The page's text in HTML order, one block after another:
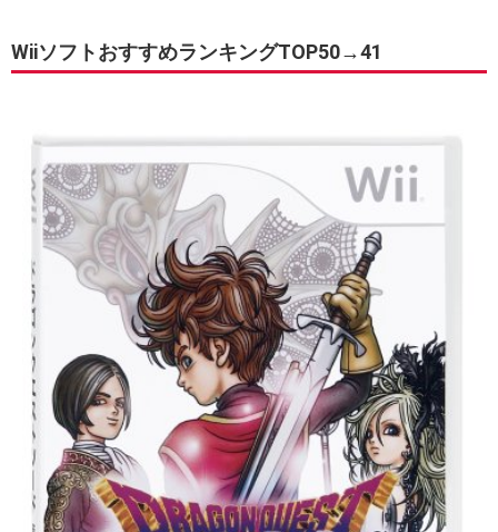
WiiソフトおすすめランキングTOP50→41